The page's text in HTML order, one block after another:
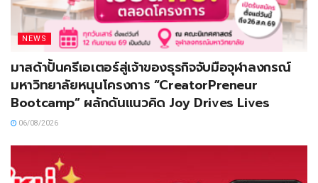
NEWS
มาสด้าปั้นครีเอเตอร์สู่เจ้าของธุรกิจจับมือจุฬาลงกรณ์
มหาวิทยาลัยหนุนโครงการ “CreatorPreneur
Bootcamp” ผลักดันแนวคิด Joy Drives Lives
06/08/2026